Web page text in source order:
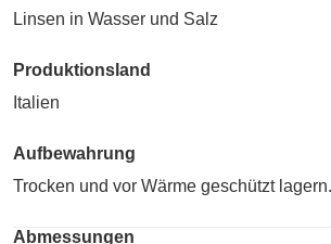
Linsen in Wasser und Salz
Produktionsland
Italien
Aufbewahrung
Trocken und vor Wärme geschützt
Abmessungen